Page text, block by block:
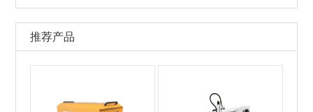
推荐产品